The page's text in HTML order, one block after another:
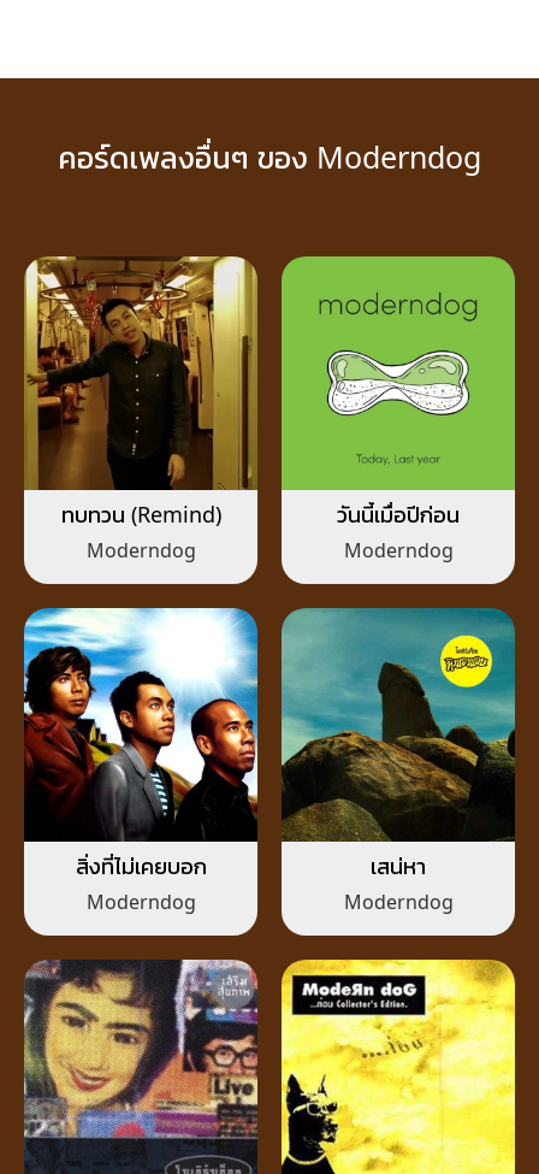
คอร์ดเพลงอื่นๆ ของ Moderndog
ทบทวน (Remind)
Moderndog
วันนี้เมื่อปีก่อน
Moderndog
สิ่งที่ไม่เคยบอก
Moderndog
เสน่หา
Moderndog